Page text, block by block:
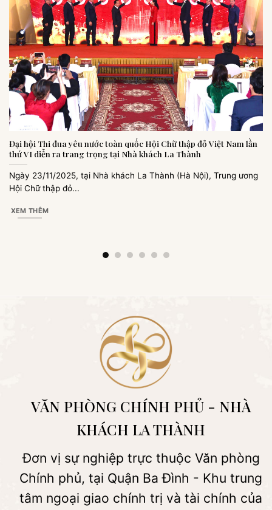
Đại hội Thi đua yêu nước toàn quốc Hội Chữ thập đỏ Việt Nam lần
thứ VI diễn ra trang trọng tại Nhà khách La Thành
Ngày 23/11/2025, tại Nhà khách La Thành (Hà Nội), Trung ương
Hội Chữ thập đỏ...
XEM THÊM
VĂN PHÒNG CHÍNH PHỦ - NHÀ
KHÁCH LA THÀNH
Đơn vị sự nghiệp trực thuộc Văn phòng
Chính phủ, tại Quận Ba Đình - Khu trung
tâm ngoại giao chính trị và tài chính của